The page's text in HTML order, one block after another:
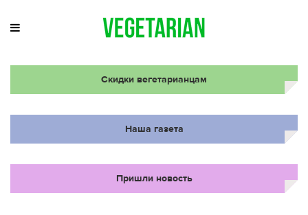
Скидки вегетарианцам
Наша газета
Пришли новость